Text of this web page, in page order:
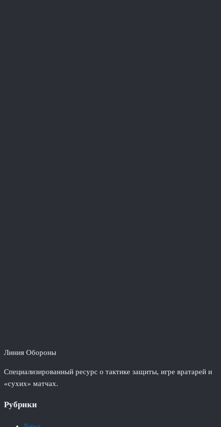
Линия Обороны
Специализированный ресурс о тактике защиты, игре вратарей и
«сухих» матчах.
Рубрики